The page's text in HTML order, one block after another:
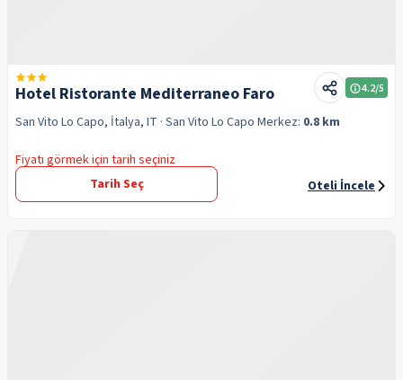
Hotel Ristorante Mediterraneo Faro 4.2/5
San Vito Lo Capo, İtalya, IT · San Vito Lo Capo Merkez: 0.8 km
Fiyatı görmek için tarih seçiniz
Tarih Seç
Oteli İncele